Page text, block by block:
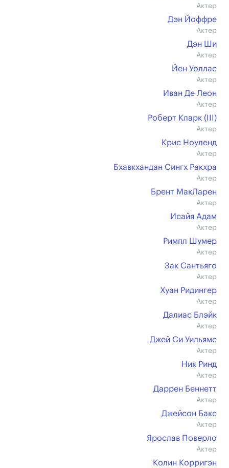
Актер
Дэн Йоффре
Актер
Дэн Ши
Актер
Йен Уоллас
Актер
Иван Де Леон
Актер
Роберт Кларк (III)
Актер
Крис Ноуленд
Актер
Бхавкхандан Сингх Ракхра
Актер
Брент МакЛарен
Актер
Исайя Адам
Актер
Римпл Шумер
Актер
Зак Сантьяго
Актер
Хуан Ридингер
Актер
Далиас Блэйк
Актер
Джей Си Уильямс
Актер
Ник Ринд
Актер
Даррен Беннетт
Актер
Джейсон Бакс
Актер
Ярослав Поверло
Актер
Колин Корригэн